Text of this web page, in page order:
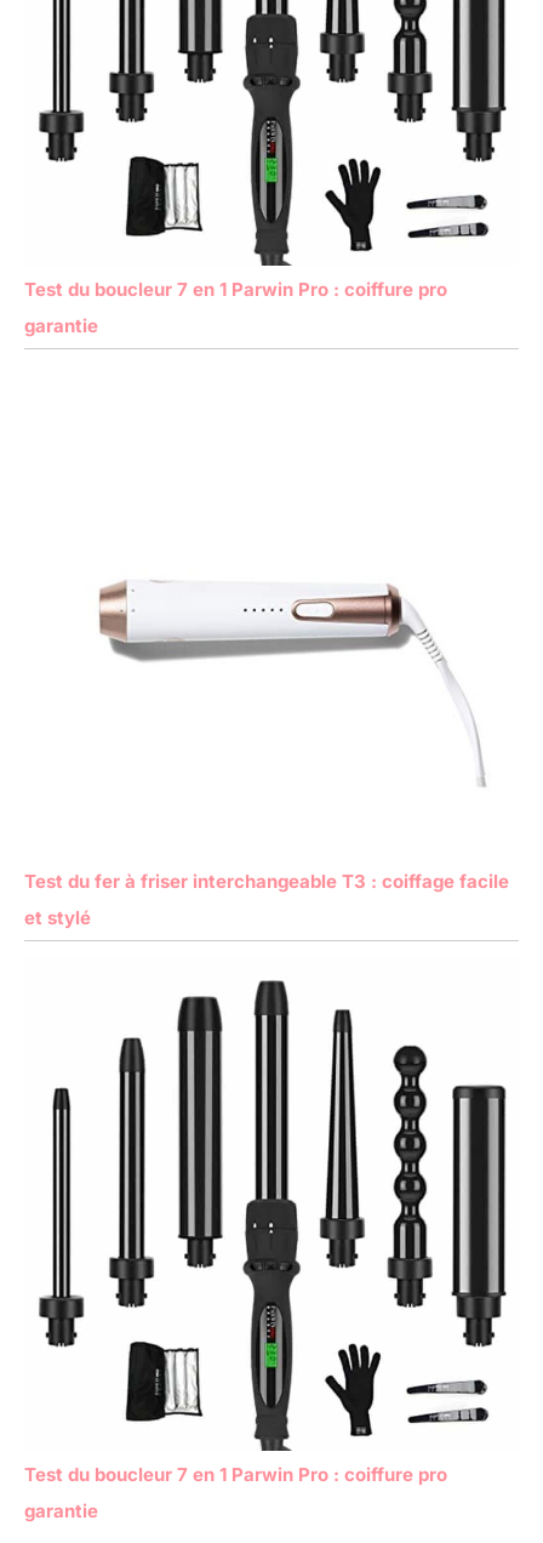
Test du boucleur 7 en 1 Parwin Pro : coiffure pro
garantie
Test du fer à friser interchangeable T3 : coiffage facile
et stylé
Test du boucleur 7 en 1 Parwin Pro : coiffure pro
garantie